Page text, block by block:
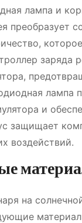
лампа и
преобразует
заряда
лампа
и
защищает
воздействий.
на